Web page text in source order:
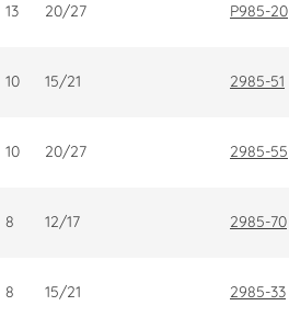
13 20/27 P985-20
10 15/21 2985-51
10 20/27 2985-55
8 12/17 2985-70
8 15/21 2985-33